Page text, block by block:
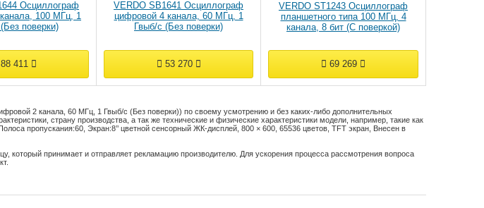
Осциллограф
100 МГц, 1
поверки)
88 411
VERDO SB1641 Осциллограф
цифровой 4 канала, 60 МГц, 1
Гвыб/с (Без поверки)
53 270
VERDO ST1243 Осциллограф
планшетного типа 100 МГц, 4
канала, 8 бит (С поверкой)
69 269
2 канала, 60 МГц, 1 Гвыб/с (Без поверки)) по своему усмотрению и без каких-либо дополнительных
страну производства, а так же технические и физические характеристики модели, например, такие как
Полоса пропускания:60 Экран:8’’ цветной сенсорный ЖК-дисплей, 800 × 600, 65536 цветов, TFT экран
Внесен в
который принимает и отправляет рекламацию производителю. Для ускорения процесса рассмотрения вопроса